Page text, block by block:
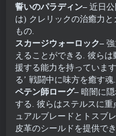
誓いのパラディン– 近日
は) クレリックの治癒力
もの.
スカージウォーロック–
えることができる. 彼ら
援する能力を持っていま
る’ 戦闘中に味方を癒す魂.
ペテン師ローグ– 暗闇に
する. 彼らはステルスに
ュアルブレードとトスブ
皮革のシールドを提供で